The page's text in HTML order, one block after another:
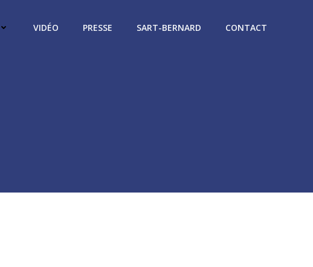
VIDÉO PRESSE SART-BERNARD CONTACT